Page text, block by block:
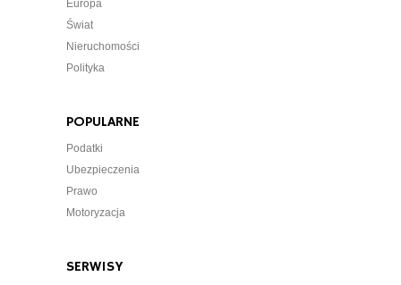
Europa
Świat
Nieruchomości
Polityka
POPULARNE
Podatki
Ubezpieczenia
Prawo
Motoryzacja
SERWISY